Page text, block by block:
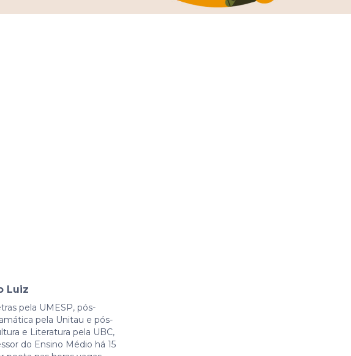
Luiz
pela UMESP, pós-
pela Unitau e pós-
e Literatura pela UBC,
do Ensino Médio há 15